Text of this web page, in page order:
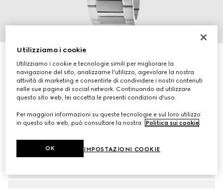
CHF 2,050
Utilizziamo i cookie
Utilizziamo i cookie e tecnologie simili per migliorare la
navigazione del sito, analizzarne l'utilizzo, agevolare la nostra
attività di marketing e consentirle di condividere i nostri contenuti
nelle sue pagine di social network. Continuando ad utilizzare
questo sito web, lei accetta le presenti condizioni d'uso.
Per maggiori informazioni su queste tecnologie e sul loro utilizzo
in questo sito web, può consultare la nostra
Politica sui cookie.
IMPOSTAZIONI COOKIE
OK